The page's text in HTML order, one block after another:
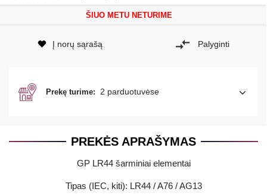
ŠIUO METU NETURIME
Į norų sąrašą Palyginti
Prekę turime: 2 parduotuvėse
PREKĖS APRAŠYMAS
GP LR44 šarminiai elementai
Tipas (IEC, kiti): LR44 / A76 / AG13